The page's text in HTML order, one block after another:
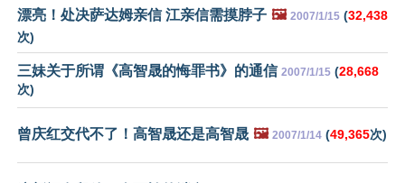
漂亮！处决萨达姆亲信 江亲信需摸脖子 🖼️ 2007/1/15 (32,438
次)
三妹关于所谓《高智晟的悔罪书》的通信 2007/1/15 (28,668
次)
曾庆红交代不了！高智晟还是高智晟 🖼️ 2007/1/14 (49,365次)